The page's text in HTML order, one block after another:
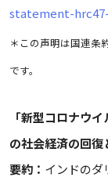
statement-
＊この声明は国連条
です。
「新型コロナウ
の社会経済の回復
要約： インドのダ